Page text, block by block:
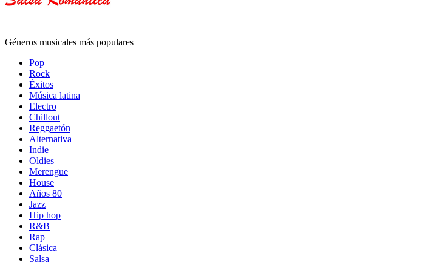
Géneros musicales más populares
Pop
Rock
Éxitos
Música latina
Electro
Chillout
Reggaetón
Alternativa
Indie
Oldies
Merengue
House
Años 80
Jazz
Hip hop
R&B
Rap
Clásica
Salsa